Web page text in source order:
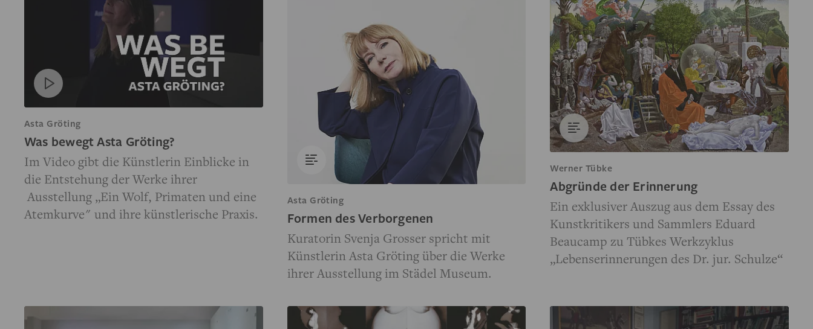
Asta Gröting
Was bewegt Asta Gröting?
Im Video gibt die Künstlerin Einblicke in
die Entstehung der Werke ihrer
Ausstellung „Ein Wolf, Primaten und eine
Atemkurve" und ihre künstlerische Praxis.
Asta Gröting
Formen des Verborgenen
Kuratorin Svenja Grosser spricht mit
Künstlerin Asta Gröting über die Werke
ihrer Ausstellung im Städel Museum.
Werner Tübke
Abgründe der Erinnerung
Ein exklusiver Auszug aus dem Essay des
Kunstkritikers und Sammlers Eduard
Beaucamp zu Tübkes Werkzyklus
„Lebenserinnerungen des Dr. jur. Schulze“